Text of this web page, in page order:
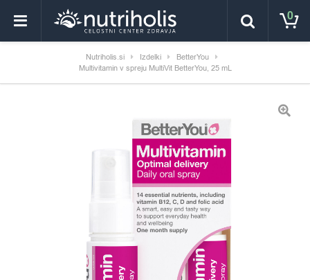
0
Nutriholis.si Izdelki
BetterYou
Multivitamin v spreju MultiVit BetterYou, 25 mL